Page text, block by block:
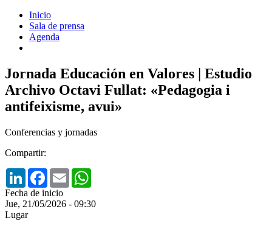
Inicio
Sala de prensa
Agenda
Jornada Educación en Valores | Estudio
Archivo Octavi Fullat: «Pedagogia i
antifeixisme, avui»
Conferencias y jornadas
Compartir:
LinkedInFacebook
Email
Fecha de inicio
Jue, 21/05/2026 - 09:30
Lugar